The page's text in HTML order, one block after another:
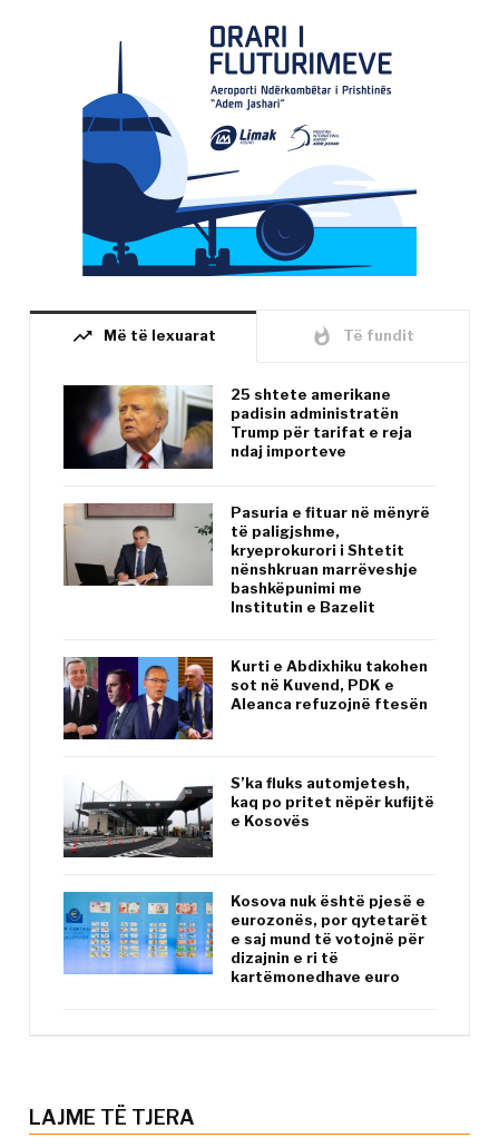
trending_up Më të lexuarat whatshot Të fundit
25 shtete amerikane
padisin administratën
Trump për tarifat e reja
ndaj importeve
Pasuria e fituar në mënyrë
të paligjshme,
kryeprokurori i Shtetit
nënshkruan marrëveshje
bashkëpunimi me
Institutin e Bazelit
Kurti e Abdixhiku takohen
sot në Kuvend, PDK e
Aleanca refuzojnë ftesën
S’ka fluks automjetesh,
kaq po pritet nëpër kufijtë
e Kosovës
Kosova nuk është pjesë e
eurozonës, por qytetarët
e saj mund të votojnë për
dizajnin e ri të
kartëmonedhave euro
LAJME TË TJERA